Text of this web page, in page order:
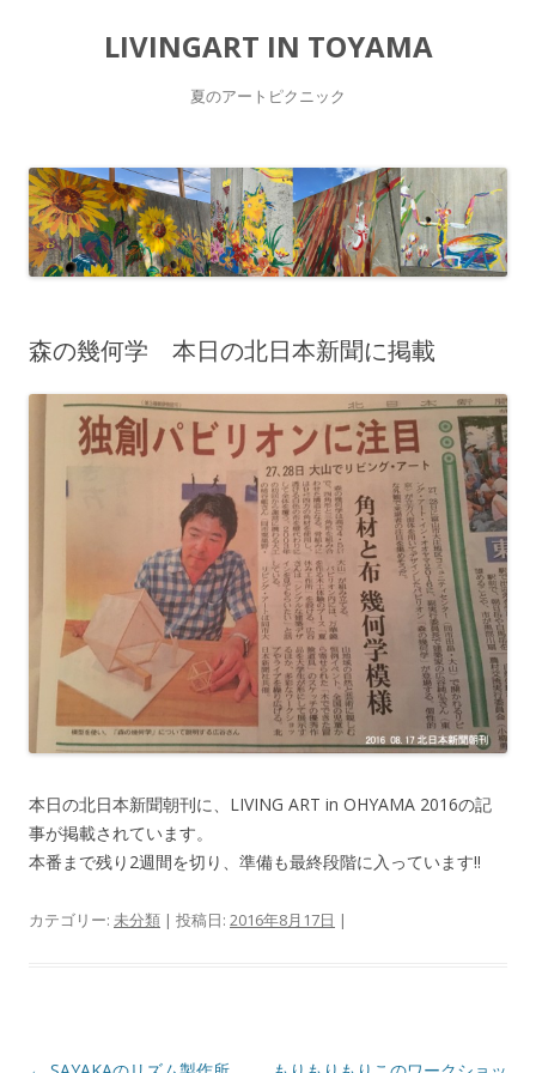
LIVINGART IN TOYAMA
夏のアートピクニック
ン
テ
ン
ツ
へ
ス
キ
ッ
森の幾何学 本日の北日本新聞に掲載
本日の北日本新聞朝刊に、LIVING ART in OHYAMA 2016の記
事が掲載されています。
本番まで残り2週間を切り、準備も最終段階に入っています!!
カテゴリー: 未分類 | 投稿日: 2016年8月17日 |